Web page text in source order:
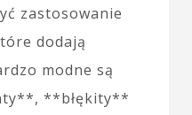
zastosowanie
dodają
modne są
**błękity**